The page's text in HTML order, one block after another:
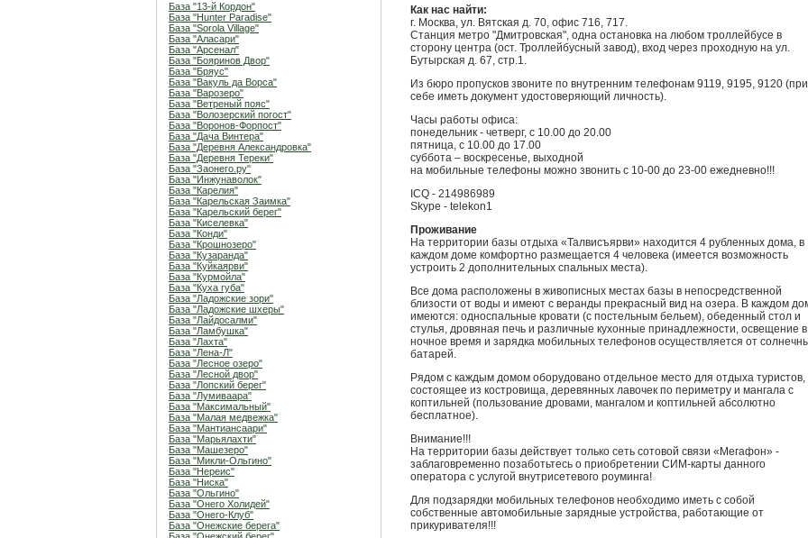
База "13-й Кордон"
База "Hunter Paradise"
База "Sorola Village"
База "Аласари"
База "Арсенал"
База "Бояринов Двор"
База "Бряус"
База "Вакуль да Ворса"
База "Варозеро"
База "Ветреный пояс"
База "Волозерский погост"
База "Воронов-Форпост"
База "Дача Винтера"
База "Деревня Александровка"
База "Деревня Тереки"
База "Заонего.ру"
База "Инжунаволок"
База "Карелия"
База "Карельская Заимка"
База "Карельский берег"
База "Киселевка"
База "Конди"
База "Крошнозеро"
База "Кузаранда"
База "Куйкаярви"
База "Курмойла"
База "Куха губа"
База "Ладожские зори"
База "Ладожские шхеры"
База "Лайдосалми"
База "Ламбушка"
База "Лахта"
База "Лена-Л"
База "Лесное озеро"
База "Лесной двор"
База "Лопский берег"
База "Лумиваара"
База "Максимальный"
База "Малая медвежка"
База "Мантиансаари"
База "Марьялахти"
База "Машезеро"
База "Микли-Ольгино"
База "Нереис"
База "Ниска"
База "Ольгино"
База "Онего Холидей"
База "Онего-Клуб"
База "Онежские берега"
Как нас найти:
г. Москва, ул. Вятская д. 70, офис 716, 717.
Станция метро "Дмитровская", одна остановка на любом троллейбусе в
сторону центра (ост. Троллейбусный завод), вход через проходную на ул.
Бутырская д. 67, стр.1.
Из бюро пропусков звоните по внутренним телефонам 9119, 9195, 9120 (при
себе иметь документ удостоверяющий личность).
Часы работы офиса:
понедельник - четверг, с 10.00 до 20.00
пятница, с 10.00 до 17.00
суббота – воскресенье, выходной
на мобильные телефоны можно звонить с 10-00 до 23-00 ежедневно!!!
ICQ - 214986989
Skype - telekon1
Проживание
На территории базы отдыха «Талвисъярви» находится 4 рубленных дома, в
каждом доме комфортно размещается 4 человека (имеется возможность
устроить 2 дополнительных спальных места).
Все дома расположены в живописных местах базы в непосредственной
близости от воды и имеют с веранды прекрасный вид на озера. В каждом
имеются: односпальные кровати (с постельным бельем), обеденный стол и
стулья, дровяная печь и различные кухонные принадлежности, освещение в
ночное время и зарядка мобильных телефонов осуществляется от
батарей.
Рядом с каждым домом оборудовано отдельное место для отдыха туристов,
состоящее из костровища, деревянных лавочек по периметру и мангала с
коптильней (пользование дровами, мангалом и коптильней абсолютно
бесплатное).
Внимание!!!
На территории базы действует только сеть сотовой связи «Мегафон» -
заблаговременно позаботьтесь о приобретении СИМ-карты данного
оператора с услугой внутрисетевого роуминга!
Для подзарядки мобильных телефонов необходимо иметь с собой
собственные автомобильные зарядные устройства, работающие от
прикуривателя!!!